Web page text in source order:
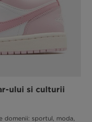
ului si culturii
domenii: sportul, moda,